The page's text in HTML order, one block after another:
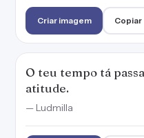
Criar imagem Copiar
O teu tempo tá
atitude.
— Ludmilla